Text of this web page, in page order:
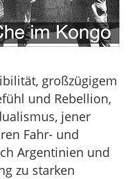
großzügigem
und Rebellion,
jener
Fahr- und
Argentinien und
zu starken